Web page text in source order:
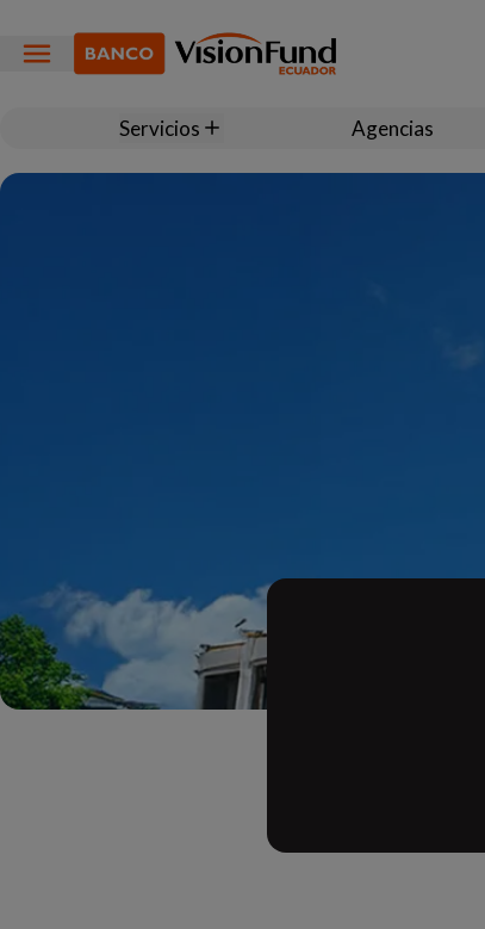
Servicios Agencias